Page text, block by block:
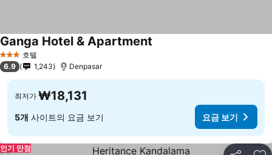
3 성급 호텔
Ganga Hotel & Apartment
6.9 1,243 Denpasar
최저가 ₩18,131
5개 사이트의 요금 보기 요금 보기
인기 만점